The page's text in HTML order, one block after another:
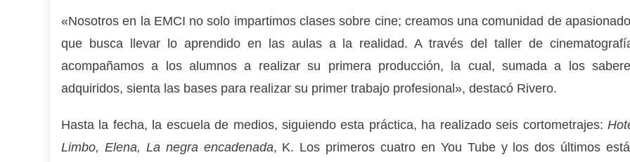
«Nosotros en la EMCI no solo impartimos clases sobre cine; creamos una comunidad de
que busca llevar lo aprendido en las aulas a la realidad. A través del taller de
acompañamos a los alumnos a realizar su primera producción, la cual, sumada a los
adquiridos, sienta las bases para realizar su primer trabajo profesional», destacó Rivero.
Hasta la fecha, la escuela de medios, siguiendo esta práctica, ha realizado seis cortometrajes:
Limbo, Elena, La negra encadenada, K. Los primeros cuatro en You Tube y los dos últimos